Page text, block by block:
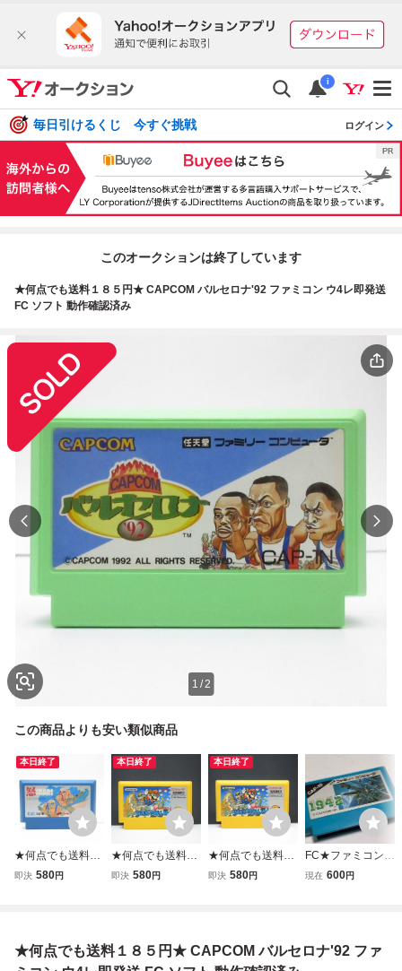
i
毎日引けるくじ 今すぐ挑戦 ログイン
このオークションは終了しています
★何点でも送料１８５円★ CAPCOM バルセロナ'92 ファミコン ウ4レ即発送
FC ソフト 動作確認済み
1 /2
この商品よりも安い類似商品
本日終了
★何点でも送料１
８５円★ 怒 IKARI
即決 580円
本日終了
★何点でも送料１
８５円★ ⑥ スー
済み
即決 580円
本日終了
★何点でも送料１
８５円★ ⑤ スー
済み
即決 580円
FC★ファミコン★
1942★カプコン★
現在 600円
★何点でも送料１８５円★ CAPCOM バルセロナ'92 ファ